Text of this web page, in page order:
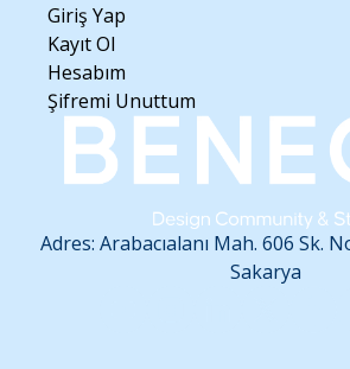
Giriş Yap
Kayıt Ol
Hesabım
Şifremi Unuttum
Adres: Arabacıalanı Mah. 606 Sk.
Sakarya